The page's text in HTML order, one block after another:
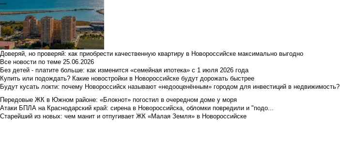
Доверяй, но проверяй: как приобрести качественную квартиру в Новороссийске максимально выгодно
Все новости по теме 25.06.2026
Без детей - платите больше: как изменится «семейная ипотека» с 1 июля 2026 года
Купить или подождать? Какие новостройки в Новороссийске будут дорожать быстрее
Будут кусать локти: почему Новороссийск называют «недооценённым» городом для инвестиций в недвижимость?
Передовые ЖК в Южном районе: «Блокнот» погостил в очередном доме у моря
Атаки БПЛА на Краснодарский край: сирена в Новороссийска, обломки повредили и "подо...
Старейший из новых: чем манит и отпугивает ЖК «Малая Земля» в Новороссийске